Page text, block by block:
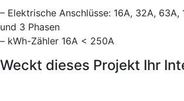
– Elektrische Anschlüsse: 16A, 32A, 63A,
und 3 Phasen
– kWh-Zähler 16A < 250A
Weckt dieses Projekt Ihr